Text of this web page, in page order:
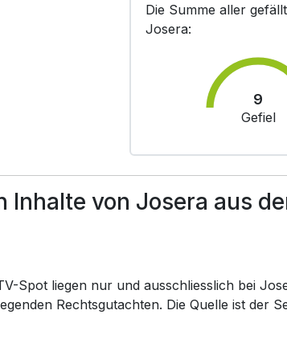
Die Summe aller
Josera:
9
Gefiel
Inhalte von Josera aus
Spot liegen nur und ausschliesslich bei
Rechtsgutachten. Die Quelle ist der